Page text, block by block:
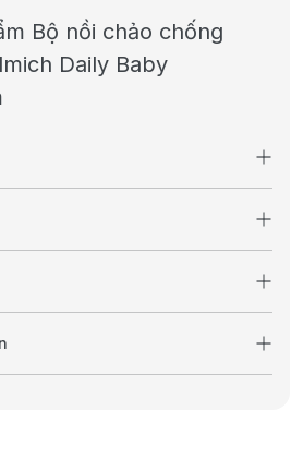
Bộ nồi chảo chống
Daily Baby